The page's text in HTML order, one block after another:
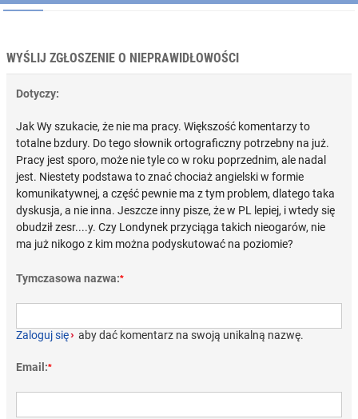
WYŚLIJ ZGŁOSZENIE O NIEPRAWIDŁOWOŚCI
Dotyczy:
Jak Wy szukacie, że nie ma pracy. Większość komentarzy to
totalne bzdury. Do tego słownik ortograficzny potrzebny na już.
Pracy jest sporo, może nie tyle co w roku poprzednim, ale nadal
jest. Niestety podstawa to znać chociaż angielski w formie
komunikatywnej, a część pewnie ma z tym problem, dlatego taka
dyskusja, a nie inna. Jeszcze inny pisze, że w PL lepiej, i wtedy się
obudził zesr....y. Czy Londynek przyciąga takich nieogarów, nie
ma już nikogo z kim można podyskutować na poziomie?
Tymczasowa nazwa:*
Zaloguj się› aby dać komentarz na swoją unikalną nazwę.
Email:*